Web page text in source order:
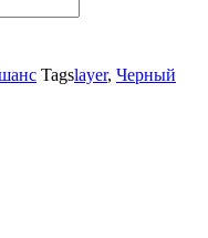
Tagslayer, Черный